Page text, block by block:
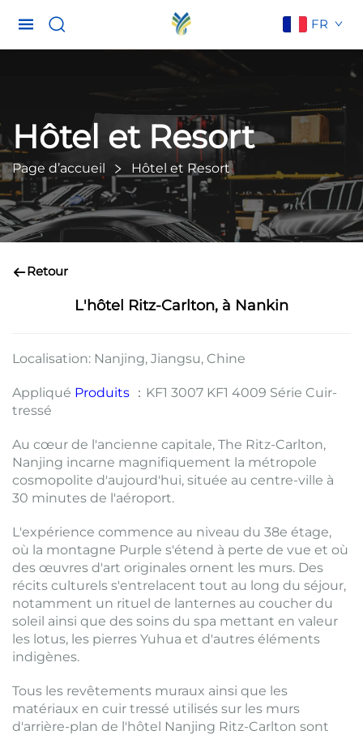
FR
Hôtel et Resort
Page d’accueil Hôtel et Resort
Retour
L'hôtel Ritz-Carlton, à Nankin
Localisation: Nanjing, Jiangsu, Chine
Appliqué Produits ：KF1 3007 KF1 4009 Série Cuir-
tressé
Au cœur de l'ancienne capitale, The Ritz-Carlton,
Nanjing incarne magnifiquement la métropole
cosmopolite d'aujourd'hui, située au centre-ville à
30 minutes de l'aéroport.
L'expérience commence au niveau du 38e étage,
où la montagne Purple s'étend à perte de vue et où
des œuvres d'art originales ornent les murs. Des
récits culturels s'entrelacent tout au long du séjour,
notamment un rituel de lanternes au coucher du
soleil ainsi que des soins du spa mettant en valeur
les lotus, les pierres Yuhua et d'autres éléments
indigènes.
Tous les revêtements muraux ainsi que les
matériaux en cuir tressé utilisés sur les murs
d'arrière-plan de l'hôtel Nanjing Ritz-Carlton sont